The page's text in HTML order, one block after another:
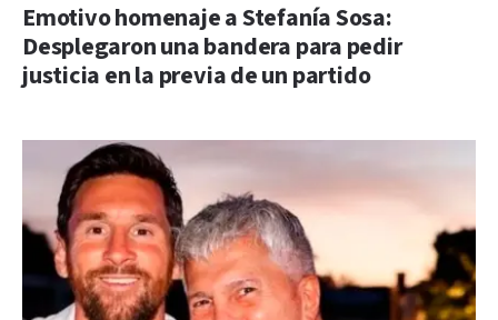
Emotivo homenaje a Stefanía Sosa:
Desplegaron una bandera para pedir
justicia en la previa de un partido